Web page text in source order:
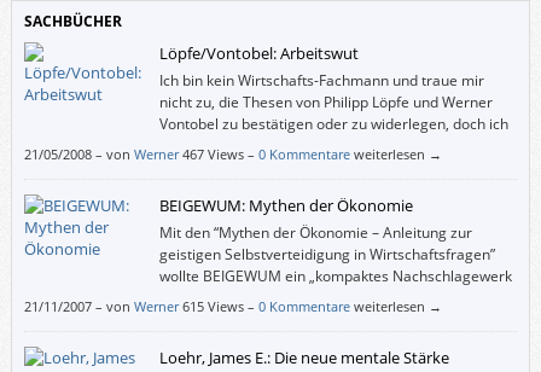
SACHBÜCHER
Löpfe/Vontobel: Arbeitswut
Ich bin kein Wirtschafts-Fachmann und traue mir
nicht zu, die Thesen von Philipp Löpfe und Werner
Vontobel zu bestätigen oder zu widerlegen, doch ich
finde ihren Ansatz “Steigende Produktivität führt zu
keine Arbeit haben, aber unbedingt eine haben wollen oder müssen).
21/05/2008– von Werner 467 Views – 0 Kommentare weiterlesen →
BEIGEWUM: Mythen der Ökonomie
Mit den “Mythen der Ökonomie – Anleitung zur
geistigen Selbstverteidigung in Wirtschaftsfragen”
wollte BEIGEWUM ein „kompaktes Nachschlagewerk
und Argumentationshilfen für ökonomie-kritische
21/11/2007– von Werner 615 Views – 0 Kommentare weiterlesen →
Loehr, James E.: Die neue mentale Stärke